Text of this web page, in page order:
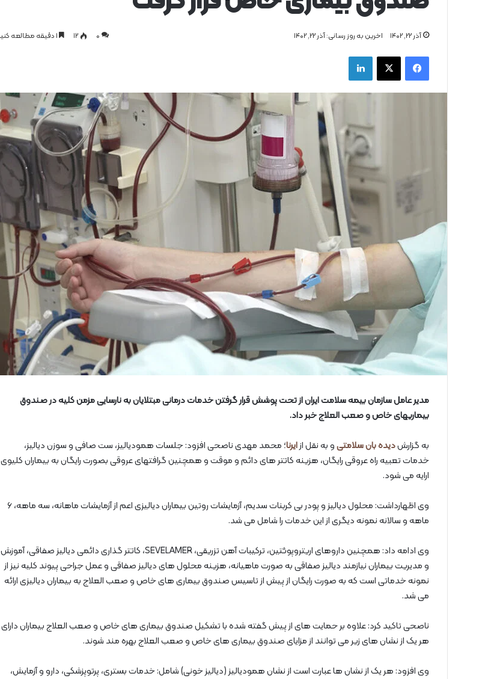
آذر ۲۲, ۱۴۰۲ اخرین به روز رسانی: آذر ۲۲, ۱۴۰۲ 0 ۱۲
فیس بوک
مدیر عامل سازمان بیمه سلامت ایران از تحت پوشش قرار گرفتن خدمات درمانی مبتلایان به نارسایی مزمن کلیه در صندوق
بیماریهای خاص و صعب العلاج خبر داد.
به گزارشدیده بان سلامتیو به نقل ازایرنا؛ محمد مهدی ناصحی افزود: جلسات همودیالیز، ست صافی و سوزن دیالیز،
خدمات تعبیه راه عروقی رایگان، هزینه کاتتر های دائم و موقت و همچنین گرافتهای عروقی بصورت رایگان به بیماران کلیوی
ارایه می شود.
وی اظهارداشت: محلول دیالیز و پودر بی کربنات سدیم، آزمایشات روتین بیماران دیالیزی اعم از آزمایشات ماهانه، سه ماهه، ۶
ماهه و سالانه نمونه دیگری از این خدمات را شامل می شد.
وی ادامه داد: همچنین داروهای اریتروپوئتین، ترکیبات آهن تزریقی، SEVELAMER، کاتتر گذاری دائمی دیالیز صفاقی، آموزش
و مدیریت بیماران نیازمند دیالیز صفاقی به صورت ماهیانه، هزینه محلول های دیالیز صفاقی و عمل جراحی پیوند کلیه نیز از
نمونه خدماتی است که به صورت رایگان از پیش از تاسیس صندوق بیماری های خاص و صعب العلاج به بیماران دیالیزی ارائه
می شد.
ناصحی تاکید کرد: علاوه بر حمایت های از پیش گفته شده با تشکیل صندوق بیماری های خاص و صعب العلاج بیماران دارای
هر یک از نشان های زیر می توانند از مزایای صندوق بیماری های خاص و صعب العلاج بهره مند شوند.
وی افزود: هر یک از نشان ها عبارت است از نشان همودیالیز (دیالیز خونی) شامل: خدمات بستری، پرتوپزشکی، دارو و آزمایش،